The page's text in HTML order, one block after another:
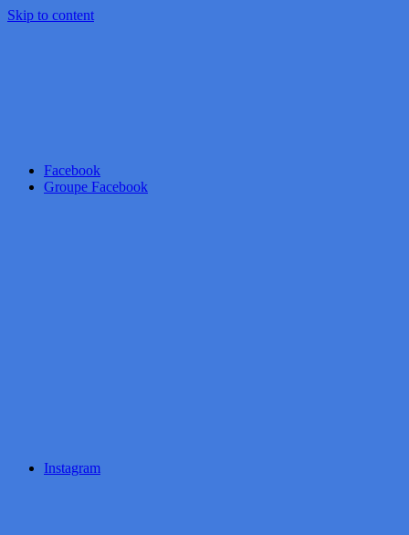
Skip to content
Facebook
Groupe Facebook
Instagram